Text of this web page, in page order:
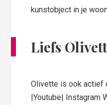
kunstobject in je
Liefs
Olivette is ook actief
|Youtube| Instagram